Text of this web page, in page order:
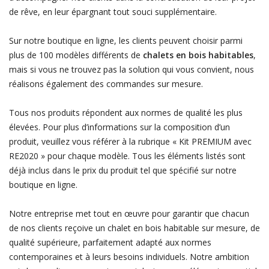
de rêve, en leur épargnant tout souci supplémentaire.
Sur notre boutique en ligne, les clients peuvent choisir parmi
plus de 100 modèles différents de chalets en bois habitables,
mais si vous ne trouvez pas la solution qui vous convient, nous
réalisons également des commandes sur mesure.
Tous nos produits répondent aux normes de qualité les plus
élevées. Pour plus d’informations sur la composition d’un
produit, veuillez vous référer à la rubrique « Kit PREMIUM avec
RE2020 » pour chaque modèle. Tous les éléments listés sont
déjà inclus dans le prix du produit tel que spécifié sur notre
boutique en ligne.
Notre entreprise met tout en œuvre pour garantir que chacun
de nos clients reçoive un chalet en bois habitable sur mesure, de
qualité supérieure, parfaitement adapté aux normes
contemporaines et à leurs besoins individuels. Notre ambition